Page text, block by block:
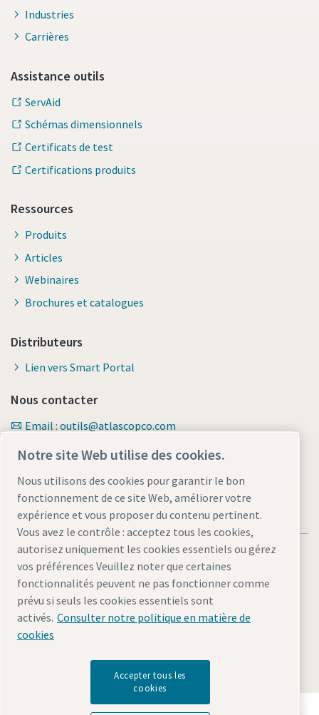
Industries
Carrières
Assistance outils
ServAid
Schémas dimensionnels
Certificats de test
Certifications produits
Ressources
Produits
Articles
Webinaires
Brochures et catalogues
Distributeurs
Lien vers Smart Portal
Nous contacter
Email : outils@atlascopco.com
Formulaire de contact
Mentions légales et politique de confidentialité
Gérer les cookies
© 2026 Atlas Copco AB
Découvrez comment le groupe Atlas Copco met en
Notre site Web utilise des cookies.
Nous utilisons des cookies pour garantir le bon
fonctionnement de ce site Web, améliorer votre
expérience et vous proposer du contenu pertinent.
Vous avez le contrôle : acceptez tous les cookies,
autorisez uniquement les cookies essentiels ou gérez
vos préférences Veuillez noter que certaines
fonctionnalités peuvent ne pas fonctionner comme
prévu si seuls les cookies essentiels sont
activés. Consulter notre politique en matière de
cookies
Accepter tous les
cookies